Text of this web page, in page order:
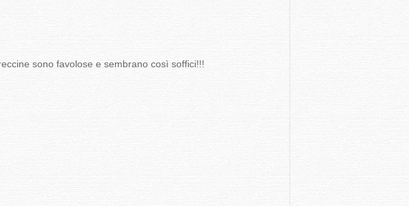
sono favolose e sembrano così soffici!!!